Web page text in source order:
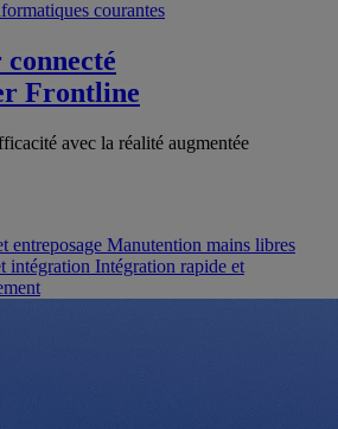
courantes
Frontline
avec la réalité augmentée
entreposage Manutention mains libres
intégration Intégration rapide et